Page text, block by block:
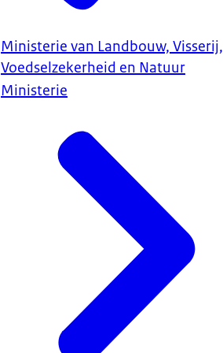
Ministerie van Landbouw, Visserij,
Voedselzekerheid en Natuur
Ministerie